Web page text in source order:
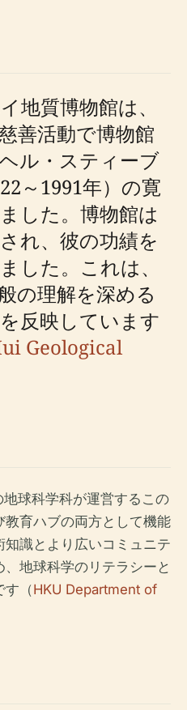
地質博物館は、
善活動で博物館
ル・スティーブ
～1991年）の寛
した。博物館は
れ、彼の功績を
した。これは、
の理解を深める
反映しています
Geological
地球科学科が運営するこの
育ハブの両方として機能
識とより広いコミュニテ
地球科学のリテラシーと
す（HKU Department of